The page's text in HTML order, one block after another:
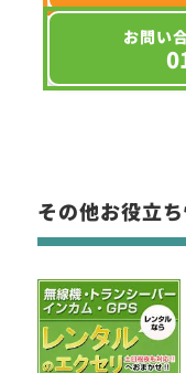
お問い
その他お役立